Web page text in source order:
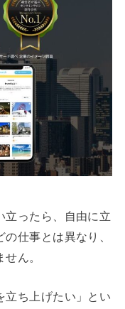
立ったら、自由に立
仕事とは異なり、
ん。
立ち上げたい」とい